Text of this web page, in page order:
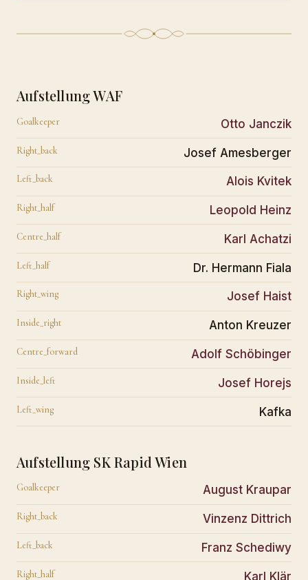
Aufstellung WAF
Goalkeeper Otto Janczik
Right_back Josef Amesberger
Left_back Alois Kvitek
Right_half Leopold Heinz
Centre_half Karl Achatzi
Left_half Dr. Hermann Fiala
Right_wing Josef Haist
Inside_right Anton Kreuzer
Centre_forward Adolf Schöbinger
Inside_left Josef Horejs
Left_wing Kafka
Aufstellung SK Rapid Wien
Goalkeeper August Kraupar
Right_back Vinzenz Dittrich
Left_back Franz Schediwy
Right_half Karl Klär